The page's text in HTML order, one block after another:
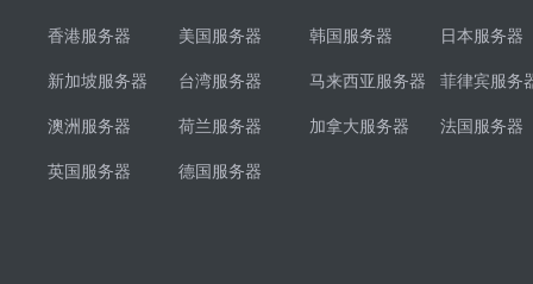
香港服务器 美国服务器 韩国服务器 日本服务器
新加坡服务器 台湾服务器 马来西亚服务器 菲律宾服务
澳洲服务器 荷兰服务器 加拿大服务器 法国服务器
英国服务器 德国服务器